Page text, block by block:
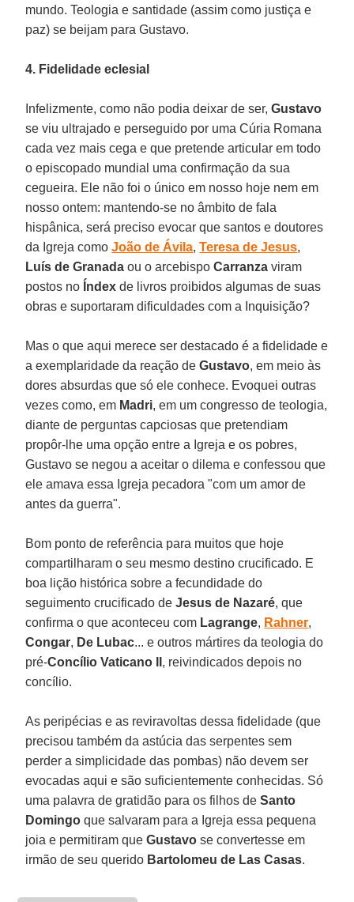
mundo. Teologia e santidade (assim como justiça e
paz) se beijam para Gustavo.
4. Fidelidade eclesial
Infelizmente, como não podia deixar de ser,Gustavo
se viu ultrajado e perseguido por uma Cúria Romana
cada vez mais cega e que pretende articular em todo
o episcopado mundial uma confirmação da sua
cegueira. Ele não foi o único em nosso hoje nem em
nosso ontem: mantendo-se no âmbito de fala
hispânica, será preciso evocar que santos e doutores
da Igreja comoJoão de Ávila,Teresa de Jesus,
Luís de Granadaou o arcebispoCarranzaviram
postos no Índexde livros proibidos algumas de suas
obras e suportaram dificuldades com a Inquisição?
Mas o que aqui merece ser destacado é a fidelidade e
a exemplaridade da reação deGustavo, em meio às
dores absurdas que só ele conhece. Evoquei outras
vezes como, em Madri, em um congresso de teologia,
diante de perguntas capciosas que pretendiam
propôr-lhe uma opção entre a Igreja e os pobres,
Gustavo se negou a aceitar o dilema e confessou que
ele amava essa Igreja pecadora "com um amor de
antes da guerra".
Bom ponto de referência para muitos que hoje
compartilharam o seu mesmo destino crucificado. E
boa lição histórica sobre a fecundidade do
seguimento crucificado deJesus de Nazaré, que
confirma o que aconteceu com Lagrange, Rahner,
Congar, De Lubac... e outros mártires da teologia do
pré-Concílio Vaticano II , reivindicados depois no
concílio.
As peripécias e as reviravoltas dessa fidelidade (que
precisou também da astúcia das serpentes sem
perder a simplicidade das pombas) não devem ser
evocadas aqui e são suficientemente conhecidas. Só
uma palavra de gratidão para os filhos deSanto
Domingoque salvaram para a Igreja essa pequena
joia e permitiram queGustavose convertesse em
irmão de seu querido Bartolomeu de Las Casas.